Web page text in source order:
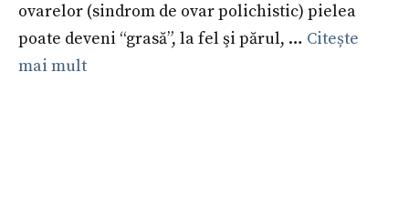
ovarelor (sindrom de ovar polichistic) pielea
poate deveni “grasă”, la fel şi părul, … Citește
mai mult